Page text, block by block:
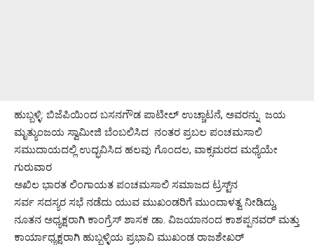
ಹುಬ್ಬಳ್ಳಿ: ಬಿಜೆಪಿಯಿಂದ ಬಸನಗೌಡ ಪಾಟೀಲ್ ಉಚ್ಚಾಟನೆ, ಅವರನ್ನು ಜಯ
ಮೃತ್ಯುಂಜಯ ಸ್ವಾಮೀಜಿ ಬೆಂಬಲಿಸಿದ ನಂತರ ಪ್ರಬಲ ಪಂಚಮಸಾಲಿ
‌ಸಮುದಾಯದಲ್ಲಿ ಉದ್ಭವಿಸಿದ ಹಲವು ಗೊಂದಲ, ವಾಕ್ಸಮರದ ಮಧ್ಯೆಯೇ
ಗುರುವಾರ
ಅಖಿಲ ಭಾರತ ಲಿಂಗಾಯತ ಪಂಚಮಸಾಲಿ ಸಮಾಜದ ಟ್ರಸ್ಟ್‌ನ
ಸರ್ವ ಸದಸ್ಯರ ಸಭೆ ನಡೆದು ಯುವ ಮುಖಂಡರಿಗೆ ಮುಂದಾಳತ್ವ ನೀಡಿದ್ದು,
ನೂತನ ಅಧ್ಯಕ್ಷರಾಗಿ ಕಾಂಗ್ರೆಸ್ ಶಾಸಕ ಡಾ. ವಿಜಯಾನಂದ ಕಾಶಪ್ಪನವರ್ ಮತ್ತು
ಕಾರ್ಯಾಧ್ಯಕ್ಷರಾಗಿ ಹುಬ್ಬಳ್ಳಿಯ ಪ್ರಭಾವಿ ಮುಖಂಡ ರಾಜಶೇಖರ್